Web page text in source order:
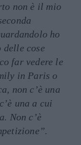
non è il mio
ho
delle cose
far vedere le
in Paris o
non c’è una
una a cui
Non c’è